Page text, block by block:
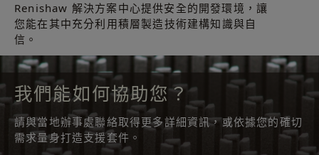
Renishaw 解決方案中心提供安全的開發環境，讓
您能在其中充分利用積層製造技術建構知識與自
信。
我們能如何協助您？
請與當地辦事處聯絡取得更多詳細資訊，或依據您的確切
需求量身打造支援套件。